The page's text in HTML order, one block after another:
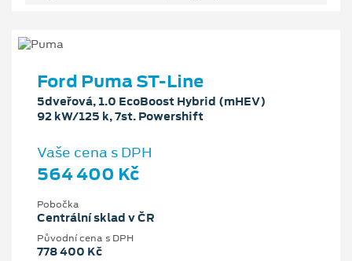
Ford Puma ST-Line
5dveřová, 1.0 EcoBoost Hybrid (mHEV)
92 kW/125 k, 7st. Powershift
Vaše cena s DPH
564 400 Kč
Pobočka
Centrální sklad v ČR
Původní cena s DPH
778 400 Kč